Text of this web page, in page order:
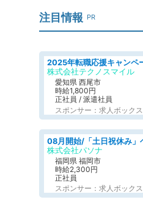
注目情報 PR
株式会社テクノスマイル
愛知県 西尾市
時給1,800円
正社員 / 派遣社員
スポンサー：求人ボックス
株式会社パソナ
福岡県 福岡市
時給2,300円
正社員
スポンサー：求人ボックス